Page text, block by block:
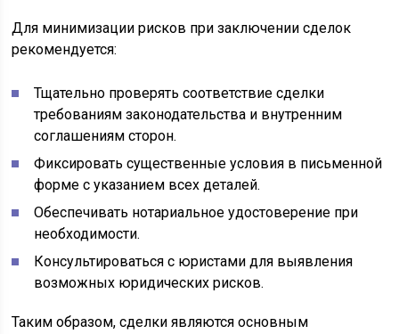
Для минимизации рисков при заключении сделок
рекомендуется:
Тщательно проверять соответствие сделки
требованиям законодательства и внутренним
соглашениям сторон.
Фиксировать существенные условия в письменной
форме с указанием всех деталей.
Обеспечивать нотариальное удостоверение при
необходимости.
Консультироваться с юристами для выявления
возможных юридических рисков.
Таким образом, сделки являются основным